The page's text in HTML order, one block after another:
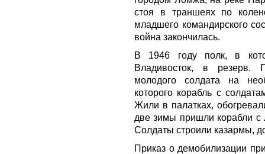
стоя в траншеях по
младшего командирского
война закончилась.
В 1946 году полк, в
Владивосток, в резерв.
молодого солдата на
которого корабль с
Жили в палатках,
две зимы пришли корабли с
Солдаты строили казармы,
Приказ о демобилизации